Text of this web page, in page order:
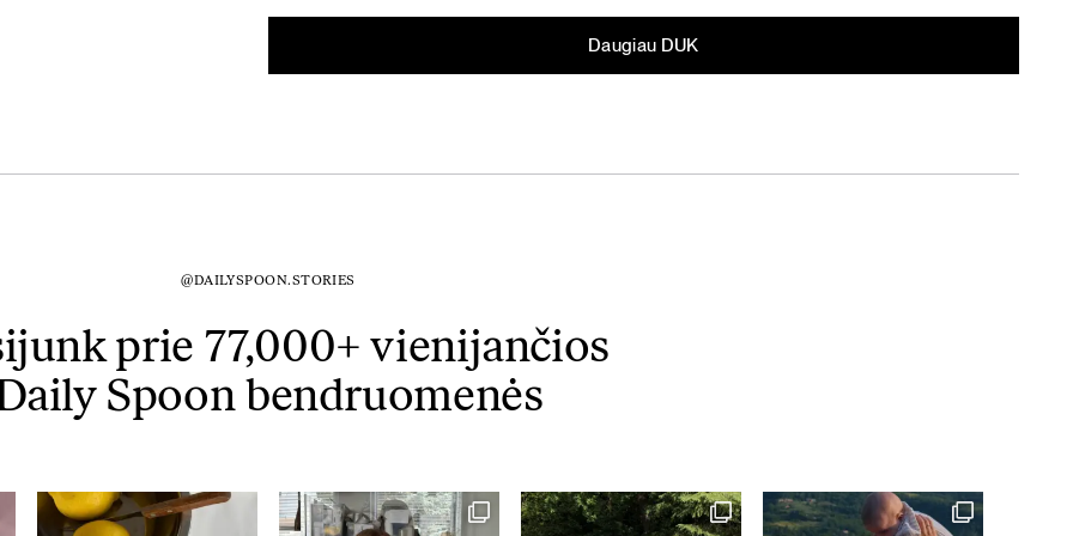
Daugiau DUK
@DAILYSPOON.STORIES
prie 77,000+ vienijančios
Spoon bendruomenės